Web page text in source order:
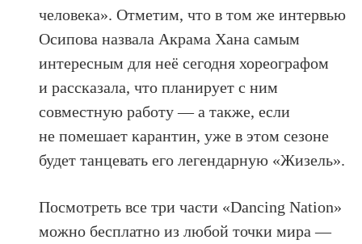
человека». Отметим, что в том же интервью
Осипова назвала Акрама Хана самым
интересным для неё сегодня хореографом
и рассказала, что планирует с ним
совместную работу — а также, если
не помешает карантин, уже в этом сезоне
будет танцевать его легендарную «Жизель».
Посмотреть все три части «Dancing Nation»
можно бесплатно из любой точки мира —